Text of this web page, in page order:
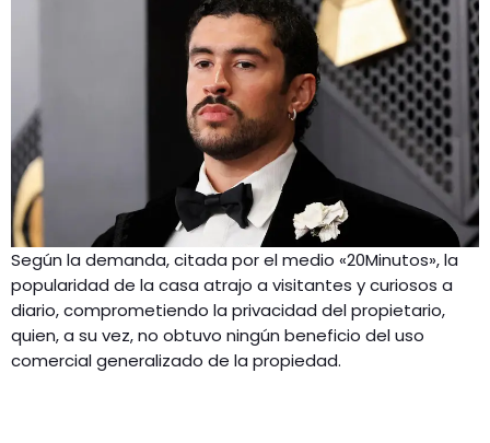
Según la demanda, citada por el medio «20Minutos», la
popularidad de la casa atrajo a visitantes y curiosos a
diario, comprometiendo la privacidad del propietario,
quien, a su vez, no obtuvo ningún beneficio del uso
comercial generalizado de la propiedad.